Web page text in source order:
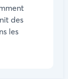
des
les